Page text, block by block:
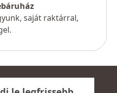
saját raktárral,